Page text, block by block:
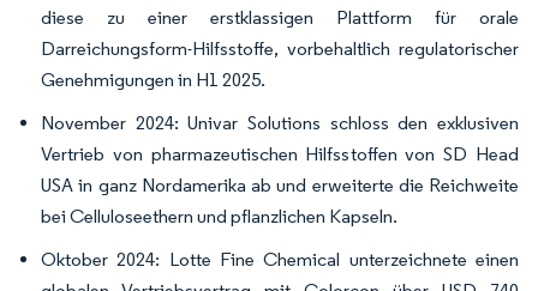
diese zu einer erstklassigen Plattform für orale
Darreichungsform-Hilfsstoffe, vorbehaltlich regulatorischer
Genehmigungen in H1 2025.
November 2024: Univar Solutions schloss den exklusiven
Vertrieb von pharmazeutischen Hilfsstoffen von SD Head
USA in ganz Nordamerika ab und erweiterte die Reichweite
bei Celluloseethern und pflanzlichen Kapseln.
Oktober 2024: Lotte Fine Chemical unterzeichnete einen